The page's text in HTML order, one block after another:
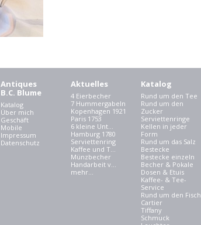
Antiques
B.C. Blume
Katalog
Über mich
Geschäft
Mobile
Impressum
Datenschutz
Aktuelles
4 Eierbecher
7 Hummergabeln
Kopenhagen 1921
Paris 1753
6 kleine Unt...
Hamburg 1780
Serviettenring
Kaffee und T...
Münzbecher
Handarbeit v...
mehr...
Katalog
Rund um den Tee
Rund um den
Zucker
Serviettenringe
Kellen in jeder
Form
Rund um das Salz
Bestecke
Bestecke einzeln
Becher & Pokale
Dosen & Etuis
Kaffee- & Tee-
Service
Rund um den Fisch
Cartier
Tiffany
Schmuck